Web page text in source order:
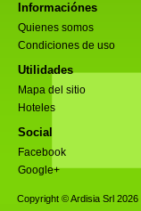
Informaciónes
Quienes somos
Condiciones de uso
Utilidades
Mapa del sitio
Hoteles
Social
Facebook
Google+
Copyright © Ardisia Srl 2026